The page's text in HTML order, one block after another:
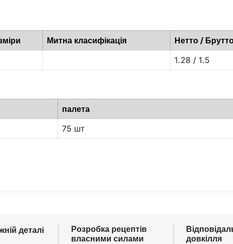
Митна класифікація
Нетто /
1.28 / 1.5
палета
75 шт
деталі
Розробка рецептів
власними силами
довкілля